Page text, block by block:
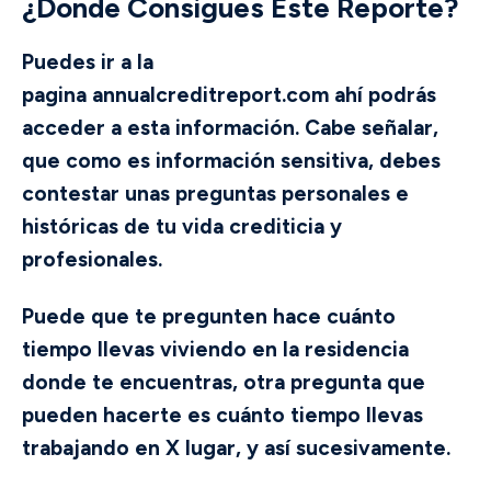
¿Donde Consigues Este Reporte?
Puedes ir a la
pagina annualcreditreport.com ahí podrás
acceder a esta información. Cabe señalar,
que como es información sensitiva, debes
contestar unas preguntas personales e
históricas de tu vida crediticia y
profesionales.
Puede que te pregunten hace cuánto
tiempo llevas viviendo en la residencia
donde te encuentras, otra pregunta que
pueden hacerte es cuánto tiempo llevas
trabajando en X lugar, y así sucesivamente.